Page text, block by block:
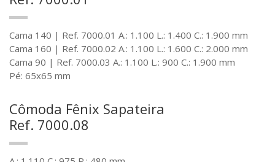
Cama 140 | Ref. 7000.01 A.: 1.100 L.: 1.400 C.: 1.900 mm
Cama 160 | Ref. 7000.02 A.: 1.100 L.: 1.600 C.: 2.000 mm
Cama 90 | Ref. 7000.03 A.: 1.100 L.: 900 C.: 1.900 mm
Pé: 65x65 mm
Cômoda Fênix Sapateira
Ref. 7000.08